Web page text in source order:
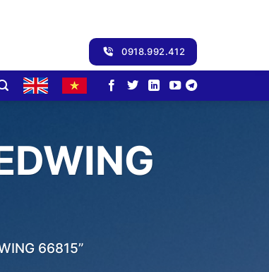
0918.992.412
66815”